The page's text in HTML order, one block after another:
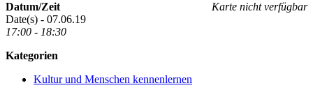
Karte nicht verfügbar
Datum/Zeit
Date(s) - 07.06.19
17:00 - 18:30
Kategorien
Kultur und Menschen kennenlernen